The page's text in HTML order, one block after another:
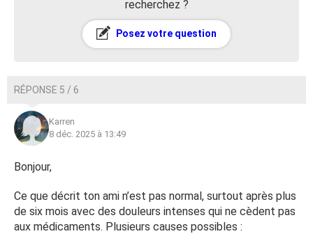
recherchez ?
Posez votre question
RÉPONSE 5 / 6
Karren
8 déc. 2025 à 13:49
Bonjour,
Ce que décrit ton ami n’est pas normal, surtout après plus
de six mois avec des douleurs intenses qui ne cèdent pas
aux médicaments. Plusieurs causes possibles :